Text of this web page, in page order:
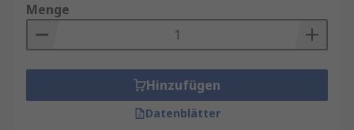
Menge
Hinzufügen
Datenblätter